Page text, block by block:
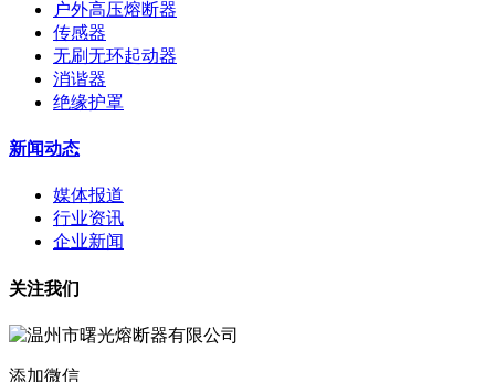
户外高压熔断器
传感器
无刷无环起动器
消谐器
绝缘护罩
新闻动态
媒体报道
行业资讯
企业新闻
关注我们
添加微信